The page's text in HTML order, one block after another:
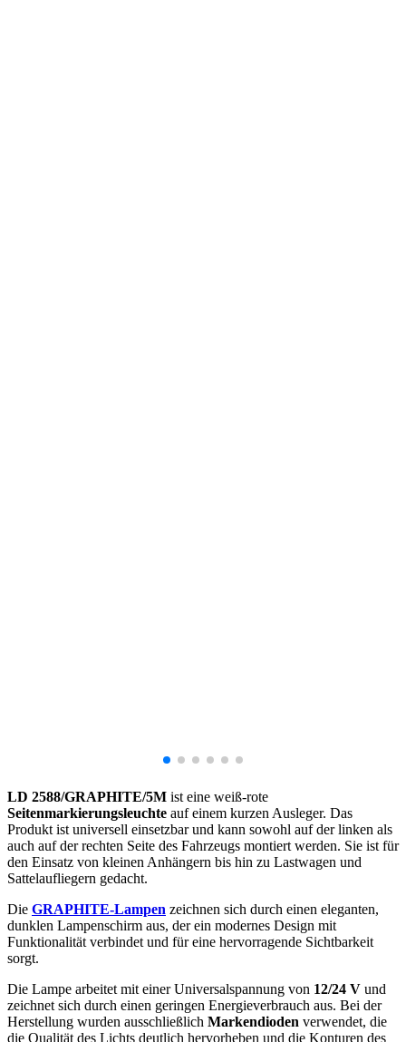
LD 2588/GRAPHITE/5M ist eine weiß-rote
Seitenmarkierungsleuchte auf einem kurzen Ausleger. Das
Produkt ist universell einsetzbar und kann sowohl auf der linken als
auch auf der rechten Seite des Fahrzeugs montiert werden. Sie ist für
den Einsatz von kleinen Anhängern bis hin zu Lastwagen und
Sattelaufliegern gedacht.
Die GRAPHITE-Lampen zeichnen sich durch einen eleganten,
dunklen Lampenschirm aus, der ein modernes Design mit
Funktionalität verbindet und für eine hervorragende Sichtbarkeit
sorgt.
Die Lampe arbeitet mit einer Universalspannung von 12/24 V und
zeichnet sich durch einen geringen Energieverbrauch aus. Bei der
Herstellung wurden ausschließlich Markendioden verwendet, die
die Qualität des Lichts deutlich hervorheben und die Konturen des